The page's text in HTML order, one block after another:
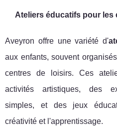
Ateliers éducatifs pour les
Aveyron offre une variété d'
aux enfants, souvent
centres de loisirs. Ces
activités artistiques, des
simples, et des jeux
créativité et l'apprentissage.